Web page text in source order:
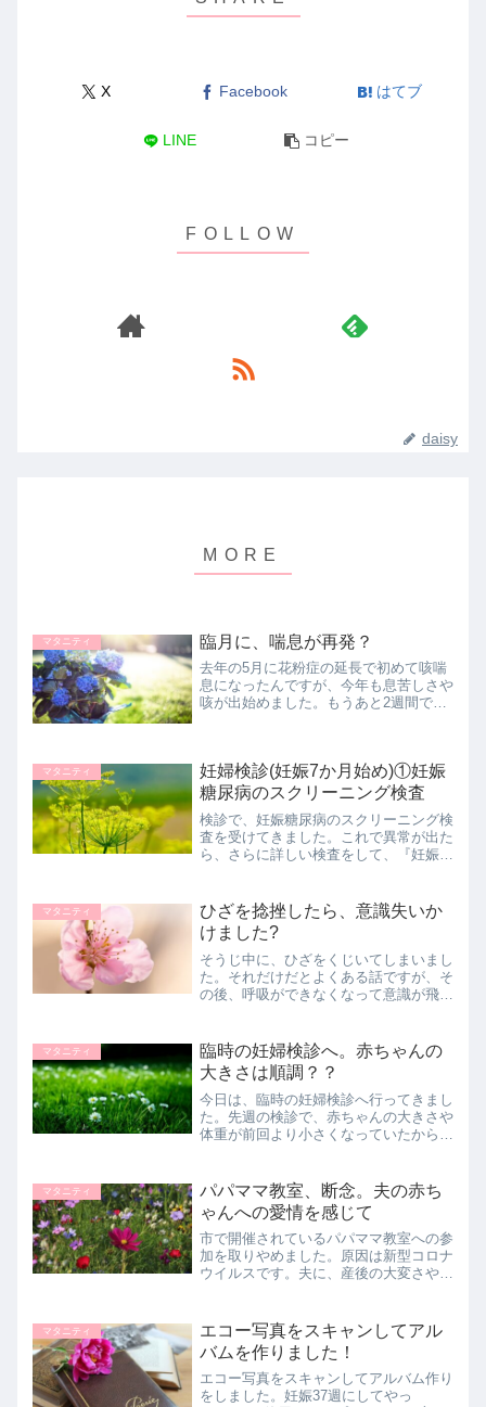
X Facebook はてブ
LINE コピー
daisy
マタニティ 臨月に、喘息が再発？
去年の5月に花粉症の延長で初めて咳喘
息になったんですが、今年も息苦しさや
咳が出始めました。もうあと2週間で出
マタニティ
妊婦検診(妊娠7か月始め)①妊娠
糖尿病のスクリーニング検査
検診で、妊娠糖尿病のスクリーニング検
査を受けてきました。これで異常が出た
ら、さらに詳しい検査をして、『妊娠糖
マタニティ
ひざを捻挫したら、意識失いか
けました?
そうじ中に、ひざをくじいてしまいまし
た。それだけだとよくある話ですが、そ
の後、呼吸ができなくなって意識が飛び
った～
マタニティ
臨時の妊婦検診へ。赤ちゃんの
大きさは順調？？
今日は、臨時の妊婦検診へ行ってきまし
た。先週の検診で、赤ちゃんの大きさや
体重が前回より小さくなっていたからで
います。
マタニティ
パパママ教室、断念。夫の赤ち
ゃんへの愛情を感じて
市で開催されているパパママ教室への参
加を取りやめました。原因は新型コロナ
ウイルスです。夫に、産後の大変さやパ
の赤ちゃんへの愛情を感じて、必要ない
かなと思い始めました。
マタニティ
エコー写真をスキャンしてアル
バムを作りました！
エコー写真をスキャンしてアルバム作り
をしました。妊娠37週にしてやっ